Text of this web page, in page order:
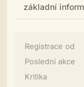
základní
Registrace od
Poslední akce
Kritika